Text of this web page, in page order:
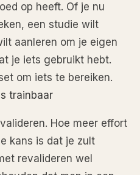
op heeft. Of je nu
een studie wilt
aanleren om je eigen
je iets gebruikt hebt.
om iets te bereiken.
trainbaar
Hoe meer effort
kans is dat je zult
revalideren wel